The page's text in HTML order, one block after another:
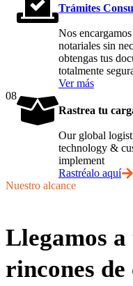
Trámites
Nos
notariales sin
obtengas tus
totalmente
Ver más
08
Rastrea tu
Our global
technology &
implement
Rastréalo aquí
Nuestro alcance
Llegamos a
rincones